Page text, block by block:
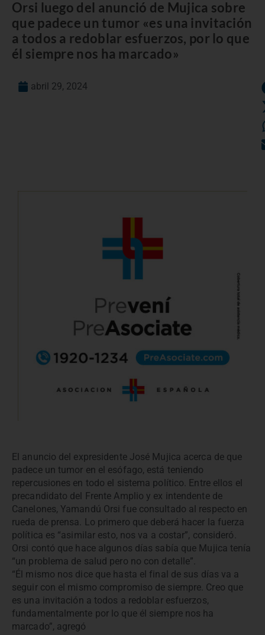
Orsi luego del anunció de Mujica sobre
que padece un tumor «es una invitación
a todos a redoblar esfuerzos, por lo que
él siempre nos ha marcado»
abril 29, 2024
El anuncio del expresidente José Mujica acerca de que
padece un tumor en el esófago, está teniendo
repercusiones en todo el sistema político. Entre ellos el
precandidato del Frente Amplio y ex intendente de
Canelones, Yamandú Orsi fue consultado al respecto en
rueda de prensa. Lo primero que deberá hacer la fuerza
política es “asimilar esto, nos va a costar”, consideró.
Orsi contó que hace algunos días sabía que Mujica tenía
“un problema de salud pero no con detalle”.
“Él mismo nos dice que hasta el final de sus días va a
seguir con el mismo compromiso de siempre. Creo que
es una invitación a todos a redoblar esfuerzos,
fundamentalmente por lo que él siempre nos ha
marcado”, agregó